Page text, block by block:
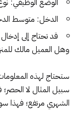
الدخل: متوسط
قد تحتاج إلى
وهل العميل مالك
ستحتاج لهذه
سبيل المثال لا
الشهري مرتفع؛